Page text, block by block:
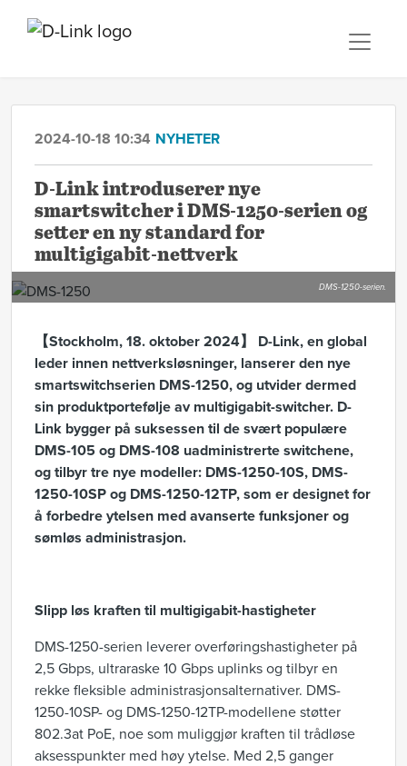
2024-10-18 10:34 NYHETER
D-Link introduserer nye
smartswitcher i DMS-1250-serien og
setter en ny standard for
multigigabit-nettverk
DMS-1250-serien.
【Stockholm, 18. oktober 2024】 D-Link, en global
leder innen nettverksløsninger, lanserer den nye
smartswitchserien DMS-1250, og utvider dermed
sin produktportefølje av multigigabit-switcher. D-
Link bygger på suksessen til de svært populære
DMS-105 og DMS-108 uadministrerte switchene,
og tilbyr tre nye modeller: DMS-1250-10S, DMS-
1250-10SP og DMS-1250-12TP, som er designet for
å forbedre ytelsen med avanserte funksjoner og
sømløs administrasjon.
Slipp løs kraften til multigigabit-hastigheter
DMS-1250-serien leverer overføringshastigheter på
2,5 Gbps, ultraraske 10 Gbps uplinks og tilbyr en
rekke fleksible administrasjonsalternativer. DMS-
1250-10SP- og DMS-1250-12TP-modellene støtter
802.3at PoE, noe som muliggjør kraften til trådløse
aksesspunkter med høy ytelse. Med 2,5 ganger